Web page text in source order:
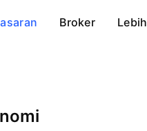
Broker Lebih